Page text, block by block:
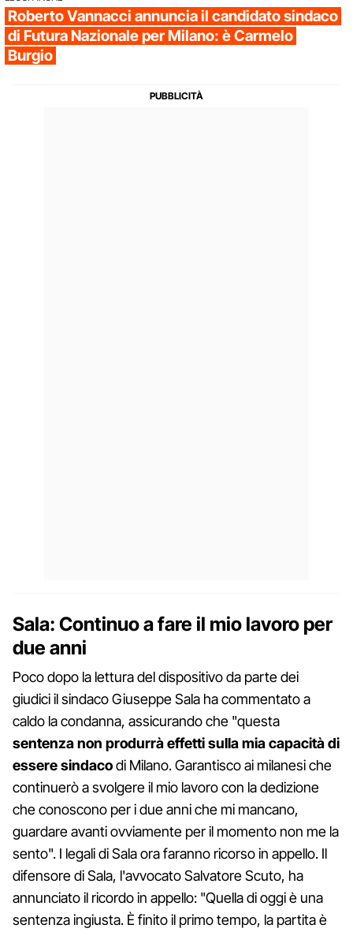
Roberto Vannacci annuncia il candidato sindaco
di Futura Nazionale per Milano: è Carmelo
Burgio
Sala: Continuo a fare il mio lavoro per
due anni
Poco dopo la lettura del dispositivo da parte dei
giudici il sindaco Giuseppe Sala ha commentato a
caldo la condanna, assicurando che "questa
sentenza non produrrà effetti sulla mia capacità di
essere sindacodi Milano. Garantisco ai milanesi che
continuerò a svolgere il mio lavoro con la dedizione
che conoscono per i due anni che mi mancano,
guardare avanti ovviamente per il momento non me la
sento". I legali di Sala ora faranno ricorso in appello. Il
difensore di Sala, l'avvocato Salvatore Scuto, ha
annunciato il ricordo in appello: "Quella di oggi è una
sentenza ingiusta. È finito il primo tempo, la partita è